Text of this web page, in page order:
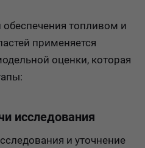
топливом и
применяется
оценки, которая
исследования
и уточнение